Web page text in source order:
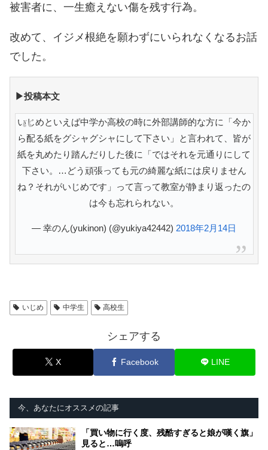
被害者に、一生癒えない傷を残す行為。
改めて、イジメ根絶を願わずにいられなくなるお話
でした。
▶投稿本文
いじめといえば中学か高校の時に外部講師的な方に「今か
ら配る紙をグシャグシャにして下さい」と言われて、皆が
紙を丸めたり踏んだりした後に「ではそれを元通りにして
下さい。…どう頑張っても元の綺麗な紙には戻りません
ね？それがいじめです」って言って教室が静まり返ったの
は今も忘れられない。
— 幸のん(yukinon) (@yukiya42442) 2018年2月14日
いじめ 中学生 高校生
シェアする
X Facebook LINE
今、あなたにオススメの記事
「買い物に行く度、残酷すぎると娘が嘆く旗」
見ると…嗚呼